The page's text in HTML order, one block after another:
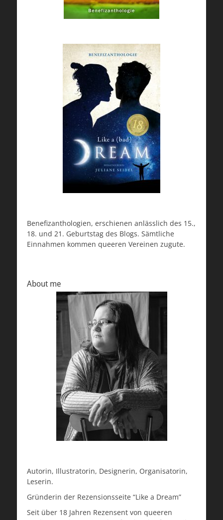
Benefizanthologien, erschienen anlässlich des 15.,
18. und 21. Geburtstag des Blogs. Sämtliche
Einnahmen kommen queeren Vereinen zugute.
About me
Autorin, Illustratorin, Designerin, Organisatorin,
Leserin.
Gründerin der Rezensionsseite “Like a Dream”
Seit über 18 Jahren Rezensent von queeren